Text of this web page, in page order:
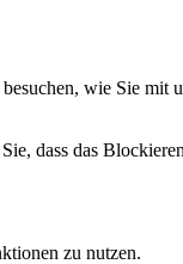
wie Sie mit
dass das
zu nutzen.